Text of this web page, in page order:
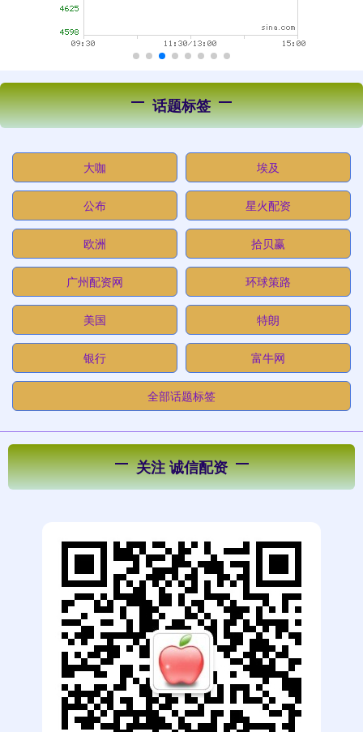
话题标签
大咖 埃及
公布 星火配资
欧洲 拾贝赢
广州配资网 环球策路
美国 特朗
银行 富牛网
全部话题标签
关注 诚信配资